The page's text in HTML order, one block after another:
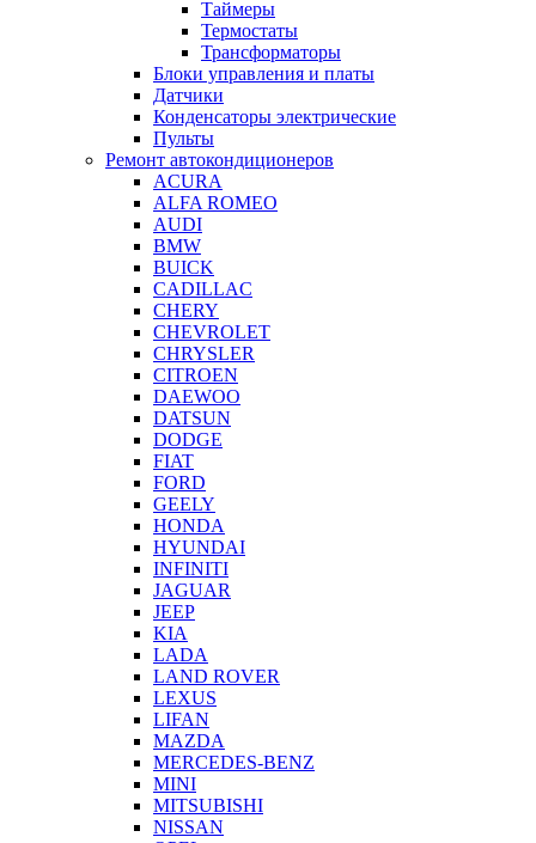
Таймеры
Термостаты
Трансформаторы
Блоки управления и платы
Датчики
Конденсаторы электрические
Пульты
Ремонт автокондиционеров
ACURA
ALFA ROMEO
AUDI
BMW
BUICK
CADILLAC
CHERY
CHEVROLET
CHRYSLER
CITROEN
DAEWOO
DATSUN
DODGE
FIAT
FORD
GEELY
HONDA
HYUNDAI
INFINITI
JAGUAR
JEEP
KIA
LADA
LAND ROVER
LEXUS
LIFAN
MAZDA
MERCEDES-BENZ
MINI
MITSUBISHI
NISSAN